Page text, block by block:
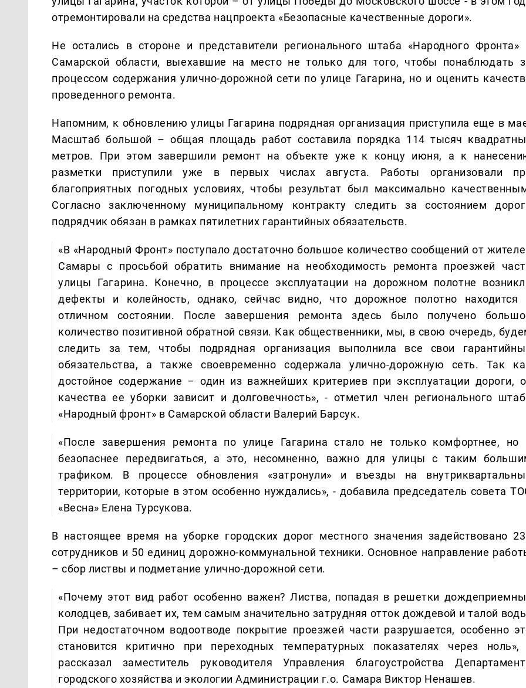
отремонтировали на средства нацпроекта «Безопасные качественные дороги».
Не остались в стороне и представители регионального штаба «Народного Фронта»
Самарской области, выехавшие на место не только для того, чтобы понаблюдать
процессом содержания улично-дорожной сети по улице Гагарина, но и оценить
проведенного ремонта.
Напомним, к обновлению улицы Гагарина подрядная организация приступила еще в
Масштаб большой – общая площадь работ составила порядка 114 тысяч
метров. При этом завершили ремонт на объекте уже к концу июня, а к
разметки приступили уже в первых числах августа. Работы организовали
благоприятных погодных условиях, чтобы результат был максимально
Согласно заключенному муниципальному контракту следить за состоянием
подрядчик обязан в рамках пятилетних гарантийных обязательств.
«В «Народный Фронт» поступало достаточно большое количество сообщений от
Самары с просьбой обратить внимание на необходимость ремонта проезжей
улицы Гагарина. Конечно, в процессе эксплуатации на дорожном полотне
дефекты и колейность, однако, сейчас видно, что дорожное полотно находится
отличном состоянии. После завершения ремонта здесь было получено
количество позитивной обратной связи. Как общественники, мы, в свою очередь,
следить за тем, чтобы подрядная организация выполнила все свои
обязательства, а также своевременно содержала улично-дорожную сеть. Так
достойное содержание – один из важнейших критериев при эксплуатации дороги,
качества ее уборки зависит и долговечность», - отметил член регионального
«Народный фронт» в Самарской области Валерий Барсук.
«После завершения ремонта по улице Гагарина стало не только комфортнее, но
безопаснее передвигаться, а это, несомненно, важно для улицы с таким
трафиком. В процессе обновления «затронули» и въезды на
территории, которые в этом особенно нуждались», - добавила председатель совета
«Весна» Елена Турсукова.
В настоящее время на уборке городских дорог местного значения задействовано
сотрудников и 50 единиц дорожно-коммунальной техники. Основное направление
– сбор листвы и подметание улично-дорожной сети.
«Почему этот вид работ особенно важен? Листва, попадая в решетки
колодцев, забивает их, тем самым значительно затрудняя отток дождевой и талой
При недостаточном водоотводе покрытие проезжей части разрушается, особенно
становится критично при переходных температурных показателях через ноль»,
рассказал заместитель руководителя Управления благоустройства
городского хозяйства и экологии Администрации г.о. Самара Виктор Ненашев.